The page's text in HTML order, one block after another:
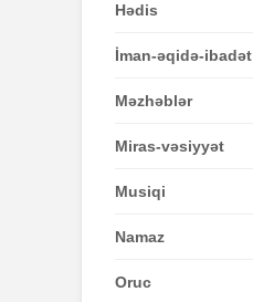
Hədis
İman-əqidə-ibadət
Məzhəblər
Miras-vəsiyyət
Musiqi
Namaz
Oruc